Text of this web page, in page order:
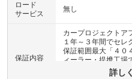
ロード
サービス
無し
保証内容
カープロジェクトア
１年～３年間でセレ
保証範囲最大「４０
ィーラー・提携工場
詳し